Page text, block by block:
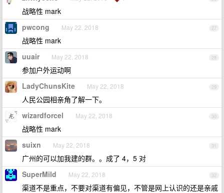
战略性 mark
27
pwcong May 22, 2018
战略性 mark
28
uuair May 22, 2018
参加户外运动啊
29
LadyChunsKite May 22, 2018
人民公园相亲角了解一下。
30
wizardforcel May 22, 2018
战略性 mark
31
suixn May 22, 2018
广州的可以加我建的群。。成了 4，5 对
32
SuperMild May 22, 2018
渠道不是重点，不要对渠道有偏见，不管是网上认识的还是亲戚